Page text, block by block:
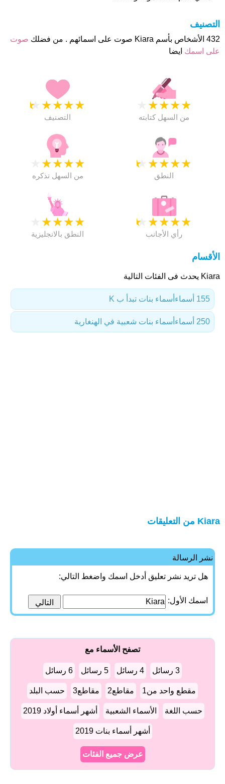
التصنيف
432 الأشخاص بأسم Kiara صوت على اسمائهم . من فضلك
صوت
على اسمك ايضا
★
★
★
★
★
التصنيف
★
★
★
★
من السهل كتابته
★
★
★
★
من السهل تذكره
★
★
★
★
★
النطق
★
★
★
★
النطق بالانجليزية
★
★
★
★
★
رأي الأجانب
الأقسام
Kiara يحدث فى الفئات التالية
أسماء بنات تبدأ ب K 155 أسماء
أسماء بنات شعبية في الهنغارية 250 أسماء
Kiara من التعليقات
نشر الرسالة
هل تريد نشر تعليق أدخل اسمك واضغط التالي:
اسمك الأول:
تصفح الأسماء مع
3 رسائل 4 رسائل 5 رسائل 6 رسائل
مقطع واحد من1 مقاطع2 مقاطع3 حسب البلد
حسب اللغة الأسماء الشعبية أشهر أسماء أولاد 2019
أشهر أسماء بنات 2019
عرض جميع الفئات